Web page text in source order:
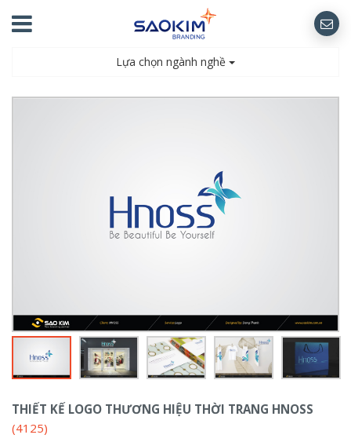
Lựa chọn ngành nghề
THIẾT KẾ LOGO THƯƠNG HIỆU THỜI TRANG HNOSS
(4125)